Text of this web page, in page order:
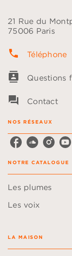
21 Rue du
75006 Paris
phone Téléphone
contacts Questions
question_answer Contact
NOS RÉSEAUX
NOTRE CATALOGUE
Les plumes
Les voix
LA MAISON